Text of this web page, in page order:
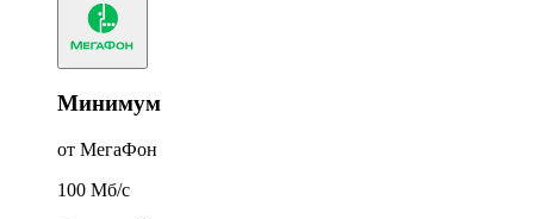
Минимум
от МегаФон
100 Мб/c